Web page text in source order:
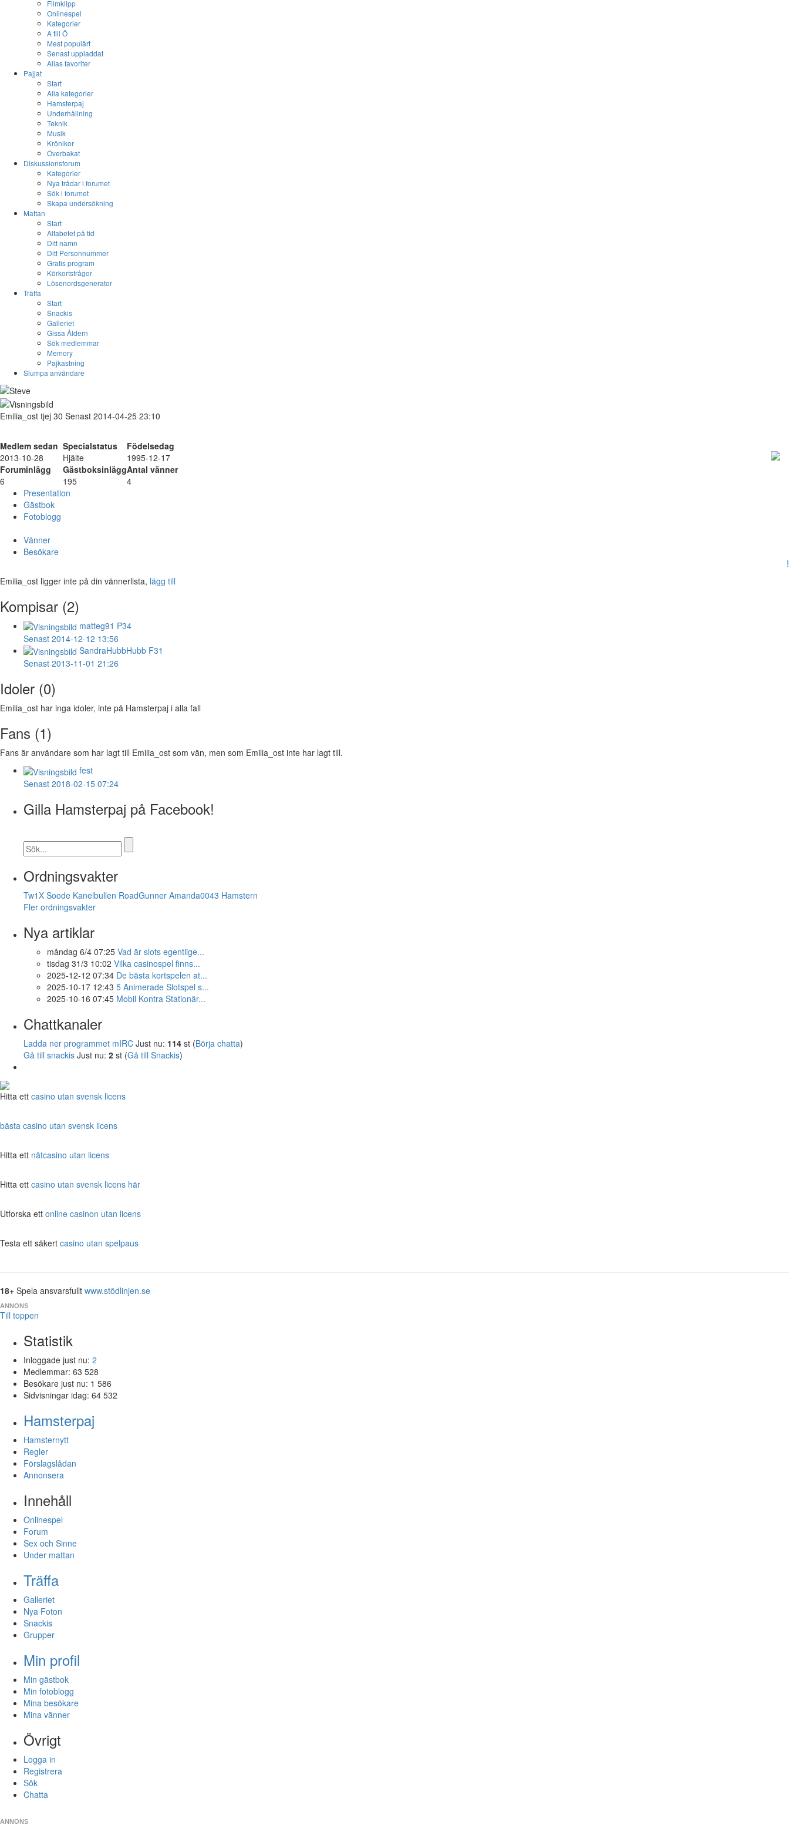
Filmklipp
Onlinespel
Kategorier
A till Ö
Mest populärt
Senast uppladdat
Allas favoriter
Pajjat
Start
Alla kategorier
Hamsterpaj
Underhållning
Teknik
Musik
Krönikor
Överbakat
Diskussionsforum
Kategorier
Nya trådar i forumet
Sök i forumet
Skapa undersökning
Mattan
Start
Alfabetet på tid
Ditt namn
Ditt Personnummer
Gratis program
Körkortsfrågor
Lösenordsgenerator
Träffa
Start
Snackis
Galleriet
Gissa Åldern
Sök medlemmar
Memory
Pajkastning
Slumpa användare
Emilia_ost tjej 30 Senast 2014-04-25 23:10
Medlem sedan Specialstatus
Födelsedag
2013-10-28
Hjälte
1995-12-17
Foruminlägg
GästboksinläggAntal vänner
6
195
4
Presentation
Gästbok
Fotoblogg
Vänner
Besökare
!
Emilia_ost ligger inte på din vännerlista, lägg till
Kompisar (2)
matteg91 P34
Senast 2014-12-12 13:56
SandraHubbHubb F31
Senast 2013-11-01 21:26
Idoler (0)
Emilia_ost har inga idoler, inte på Hamsterpaj i alla fall
Fans (1)
Fans är användare som har lagt till Emilia_ost som vän, men som Emilia_ost inte har lagt till.
fest
Senast 2018-02-15 07:24
Gilla Hamsterpaj på Facebook!
Ordningsvakter
Tw1X Soode Kanelbullen RoadGunner Amanda0043 Hamstern
Fler ordningsvakter
Nya artiklar
måndag 6/4 07:25 Vad är slots egentlige...
tisdag 31/3 10:02 Vilka casinospel finns...
2025-12-12 07:34 De bästa kortspelen at...
2025-10-17 12:43 5 Animerade Slotspel s...
2025-10-16 07:45 Mobil Kontra Stationär...
Chattkanaler
Ladda ner programmet mIRC Just nu: 114 st (Börja chatta)
Gå till snackis Just nu: 2 st (Gå till Snackis)
Hitta ett casino utan svensk licens
bästa casino utan svensk licens
Hitta ett nätcasino utan licens
Hitta ett casino utan svensk licens här
Utforska ett online casinon utan licens
Testa ett säkert casino utan spelpaus
18+ Spela ansvarsfullt www.stödlinjen.se
ANNONS
Till toppen
Statistik
Inloggade just nu: 2
Medlemmar: 63 528
Besökare just nu: 1 586
Sidvisningar idag: 64 532
Hamsterpaj
Hamsternytt
Regler
Förslagslådan
Annonsera
Innehåll
Onlinespel
Forum
Sex och Sinne
Under mattan
Träffa
Galleriet
Nya Foton
Snackis
Grupper
Min profil
Min gästbok
Min fotoblogg
Mina besökare
Mina vänner
Övrigt
Logga in
Registrera
Sök
Chatta
ANNONS